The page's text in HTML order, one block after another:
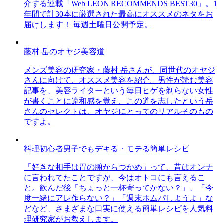
介する連載「Web LEON RECOMMENDS BEST30」。1
年間で計30本に厳選された最高にオススメのネタをお
届けします！ 毎週土曜日公開予定。
藤村 岳のオヤジ美容道
メンズ美容の研究家・藤村 岳さんが、同世代のオヤジ
さんに向けて、オススメ美容を紹介。男性が読む美容
記事を、美容ライターという毎日ヒゲを剃らない女性
が書くことに違和感を覚え、この道を志したという岳
さんのセレクトは、オヤジにとってのリアルそのもの
ですよ。
料理初心者男子でもデキる・モテる簡単レシピ
「好きな相手は胃の腑からつかめ」って、昔はオンナ
に言われてたことですが、今はオトコにも言えるこ
と。飲んだ後「ちょっと一杯寄ってかない？」、「今
度一緒にアレ作らない？」「週末ホムパしようよ」な
どなど、さまざまな口実に使える簡単レシピを人気料
理研究家がお教えします。